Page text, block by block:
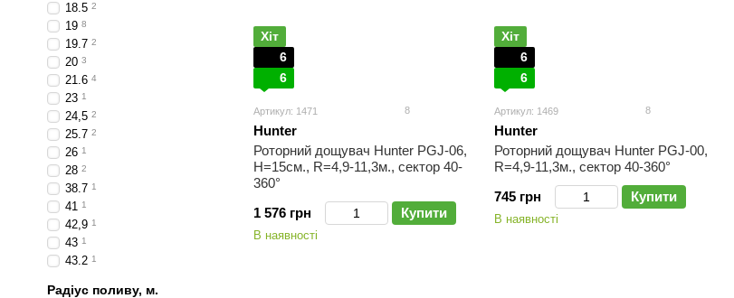
Хіт
6
6
Артикул: 1471 8
Hunter
Роторний дощувач Hunter PGJ-06,
H=15см., R=4,9-11,3м., сектор 40-
360°
1 576 грн
Купити
В наявності
Хіт
6
6
Артикул: 1469 8
Hunter
Роторний дощувач Hunter PGJ-00,
R=4,9-11,3м., сектор 40-360°
745 грн
Купити
В наявності
18.5 2
19 8
19.7 2
20 3
21.6 4
23 1
24,5 2
25.7 2
26 1
28 2
38.7 1
41 1
42,9 1
43 1
43.2 1
Радіус поливу, м.